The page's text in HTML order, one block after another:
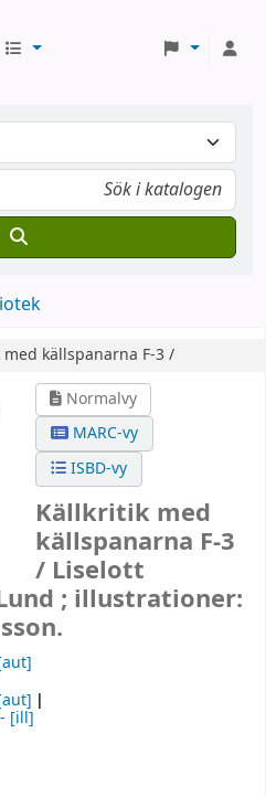
källspanarna F-3 /
Normalvy
MARC-vy
ISBD-vy
Källkritik med
källspanarna F-3
/ Liselott
; illustrationer:
[ill]